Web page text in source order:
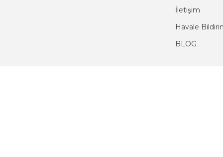
İletişim
Havale
BLOG